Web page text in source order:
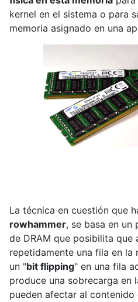
kernel en el sistema o para
memoria asignado en una
La técnica en cuestión que
rowhammer, se basa en un
de DRAM que posibilita que
repetidamente una fila en la
un "bit flipping" en una fila
produce una sobrecarga en
pueden afectar al